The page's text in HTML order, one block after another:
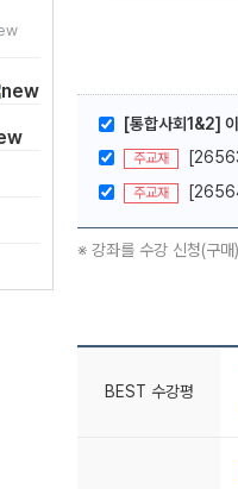
[통합사회1&2]
주교재
주교재
※ 강좌를 수강 신청(구
BEST 수강평